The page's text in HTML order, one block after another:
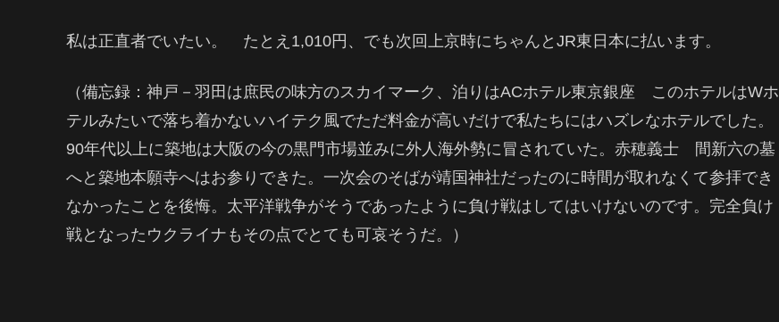
私は正直者でいたい。 たとえ1,010円、でも次回上京時にちゃんとJR東日本に払います。
（備忘録：神戸－羽田は庶民の味方のスカイマーク、泊りはACホテル東京銀座 このホテルはWホ
テルみたいで落ち着かないハイテク風でただ料金が高いだけで私たちにはハズレなホテルでした。
90年代以上に築地は大阪の今の黒門市場並みに外人海外勢に冒されていた。赤穂義士 間新六の墓
へと築地本願寺へはお参りできた。一次会のそばが靖国神社だったのに時間が取れなくて参拝でき
なかったことを後悔。太平洋戦争がそうであったように負け戦はしてはいけないのです。完全負け
戦となったウクライナもその点でとても可哀そうだ。）